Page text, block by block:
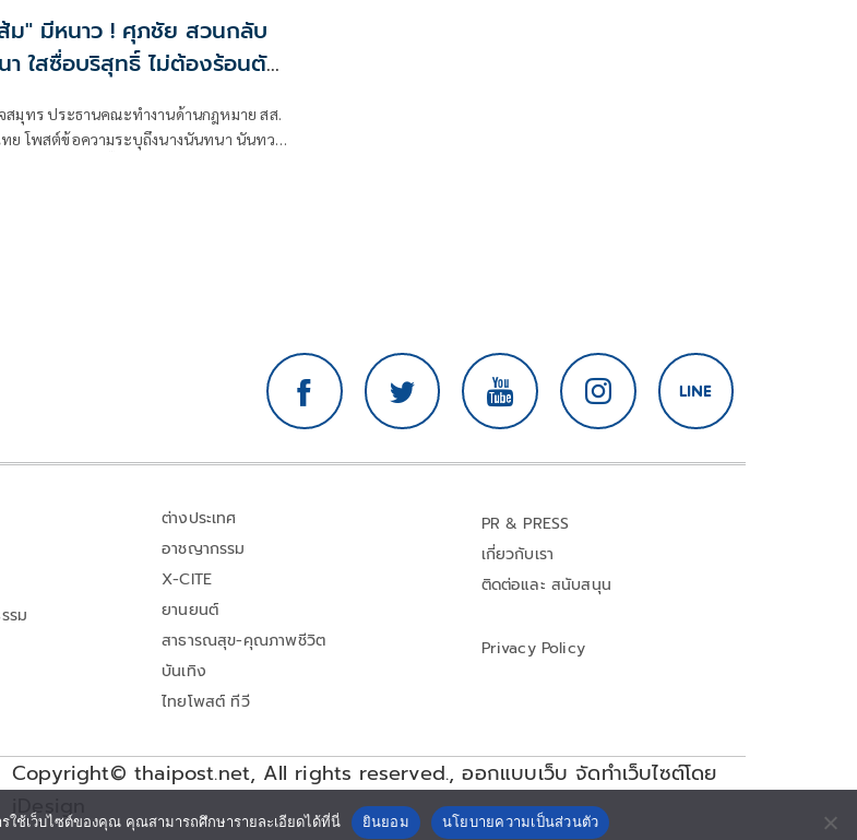
ม" มีหนาว ! ศุภชัย สวนกลับ
า ใสซื่อบริสุทธิ์ ไม่ต้องร้อนตัว
ธานี ไม่ได้แชร์ค่าใช้จ่านกัน
ลักฐาน "หิรัญ - ฟ้าเดียวกัน" ทั้ง
สมุทร ประธานคณะทำงานด้านกฎหมาย สส.
ทย โพสต์ข้อความระบุถึงนางนันทนา นันทวโร
รม
ต่างประเทศ
อาชญากรรม
X-CITE
ยานยนต์
สาธารณสุข-คุณภาพชีวิต
บันเทิง
ไทยโพสต์ ทีวี
PR & PRESS
เกี่ยวกับเรา
ติดต่อและ สนับสนุน
Privacy Policy
Copyright© thaipost.net, All rights reserved.,ออกแบบเว็บ จัดทำเว็บไซต์โดย
iDesign
ใช้เว็บไซต์ของคุณ คุณสามารถศึกษารายละเอียดได้ที่นี่ ยินยอม นโยบายความเป็นส่วนตัว